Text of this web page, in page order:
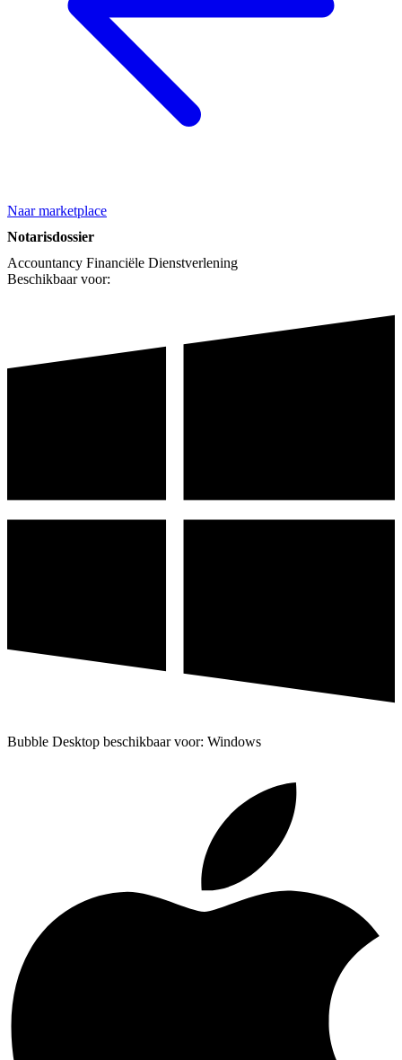
Naar marketplace
Notarisdossier
Accountancy Financiële Dienstverlening
Beschikbaar voor:
Bubble Desktop beschikbaar voor: Windows